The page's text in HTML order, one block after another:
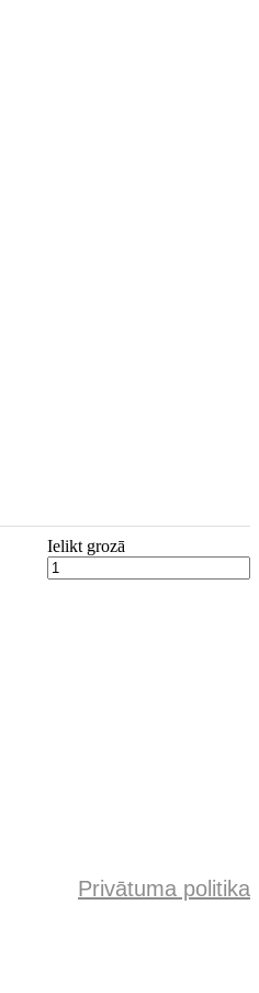
Ielikt grozā
Privātuma politika